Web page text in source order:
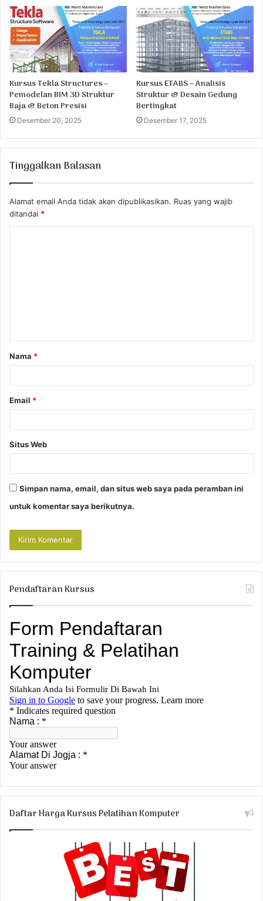
Kursus Tekla Structures –
Pemodelan BIM 3D Struktur
Baja & Beton Presisi
Desember 20, 2025
Kursus ETABS – Analisis
Struktur & Desain Gedung
Bertingkat
Desember 17, 2025
Tinggalkan Balasan
Alamat email Anda tidak akan dipublikasikan. Ruas yang wajib
ditandai *
a
r
Nama *
Email *
Situs Web
Simpan nama, email, dan situs web saya pada peramban ini
untuk komentar saya berikutnya.
Pendaftaran Kursus
Daftar Harga Kursus Pelatihan Komputer